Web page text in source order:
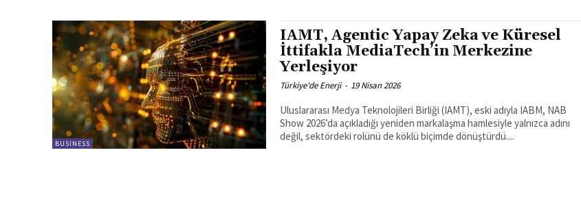
BUSINESS
IAMT, Agentic Yapay Zeka ve Küresel
İttifakla MediaTech’in Merkezine
Yerleşiyor
Türkiye'de Enerji - 19 Nisan 2026
Uluslararası Medya Teknolojileri Birliği (IAMT), eski adıyla IABM, NAB
Show 2026’da açıkladığı yeniden markalaşma hamlesiyle yalnızca adını
değil, sektördeki rolünü de köklü biçimde dönüştürdü....